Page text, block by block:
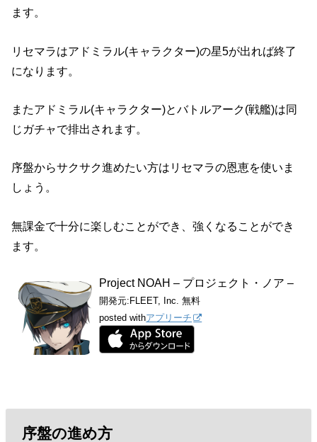
ます。
リセマラはアドミラル(キャラクター)の星5が出れば終了
になります。
またアドミラル(キャラクター)とバトルアーク(戦艦)は同
じガチャで排出されます。
序盤からサクサク進めたい方はリセマラの恩恵を使いま
しょう。
無課金で十分に楽しむことができ、強くなることができ
ます。
Project NOAH – プロジェクト・ノア –
開発元: FLEET, Inc. 無料
posted withアプリーチ
序盤の進め方